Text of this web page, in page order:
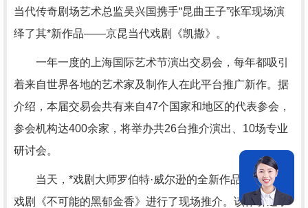
当代传奇剧场艺术总监吴兴国携手“昆曲王子”张军现场演
绎了其*新作品——京昆当代戏剧《凯撒》。
一年一度的上海国际艺术节演出交易会，每年都吸引
着来自世界各地的艺术家及制作人在此平台推广新作。据
介绍，本届交易会共有来自47个国家和地区的代表参会，
参会机构达400余家，将举办共26台推介演出、10场专业
研讨会。
当天，*戏剧大师罗伯特·威尔逊的全新作品——音乐
戏剧《不可能的黑郁金香》进行了现场推介。该作讲述了